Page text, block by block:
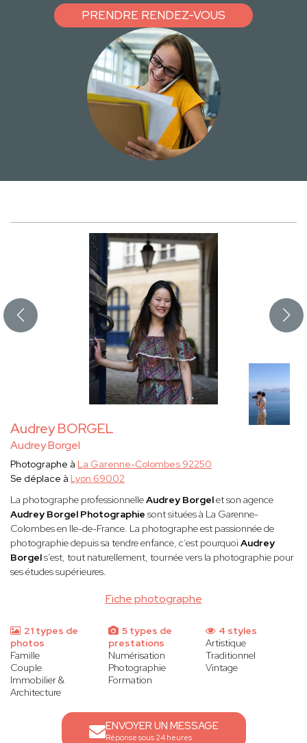
PRENDRE RENDEZ-VOUS
Audrey BORGEL
Audrey Borgel
Fiche photographe
Photographe à La Garenne-Colombes 92250
Se déplace à Lyon 69002
La photographe professionnelleAudrey Borgelet son agence
Audrey Borgel Photographie sont situées à La Garenne-
Colombes en Ile-de-France. La photographe est passionnée de
photographie depuis sa tendre enfance, c’est pourquoi Audrey
Borgels’est, tout naturellement, tournée vers la photographie pour
ses études supérieures.
21 types de
photos
Famille
Couple
Immobilier &
Architecture
5 types de
prestations
Numérisation
Photographie
Formation
4 styles
Artistique
Traditionnel
Vintage
ENVOYER UN MESSAGE
Réponse sous 24 heures